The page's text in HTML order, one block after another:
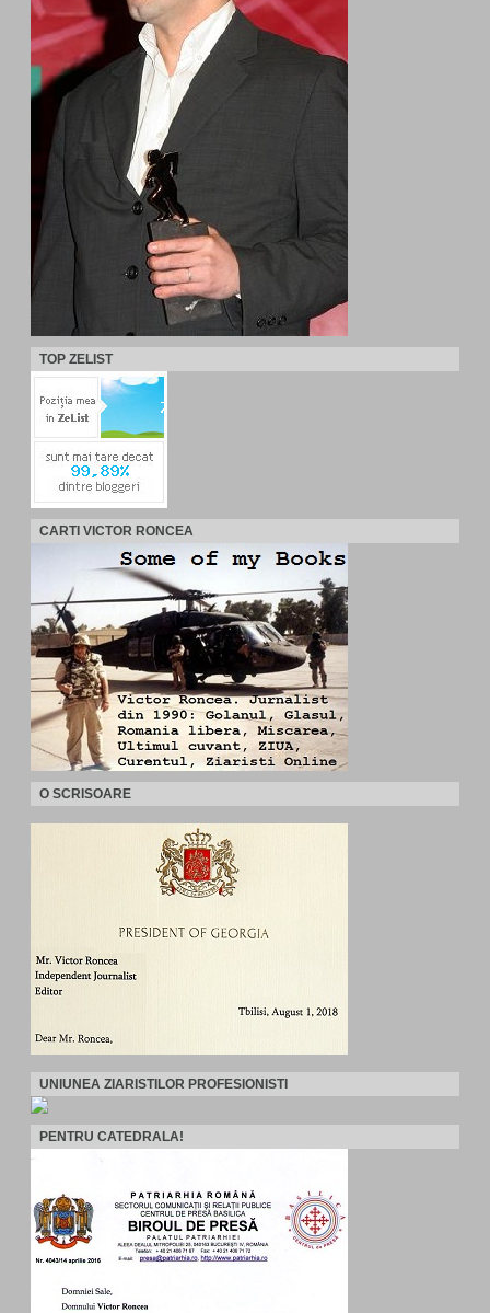
TOP ZELIST
CARTI VICTOR RONCEA
O SCRISOARE
UNIUNEA ZIARISTILOR PROFESIONISTI
PENTRU CATEDRALA!